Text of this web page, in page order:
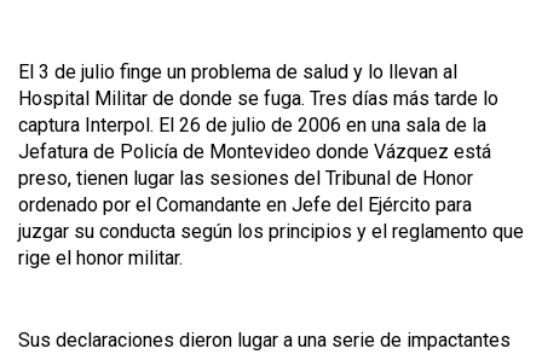
El 3 de julio finge un problema de salud y lo llevan al
Hospital Militar de donde se fuga. Tres días más tarde lo
captura Interpol. El 26 de julio de 2006 en una sala de la
Jefatura de Policía de Montevideo donde Vázquez está
preso, tienen lugar las sesiones del Tribunal de Honor
ordenado por el Comandante en Jefe del Ejército para
juzgar su conducta según los principios y el reglamento que
rige el honor militar.
Sus declaraciones dieron lugar a una serie de impactantes